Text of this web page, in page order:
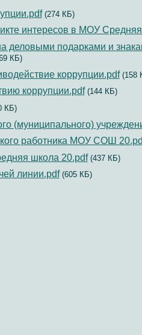
(274 КБ)
интересов в МОУ
подарками и
КБ)
коррупции.pdf (158
коррупции.pdf (144 КБ)
КБ)
(муниципального)
работника МОУ СОШ
школа 20.pdf (437 КБ)
линии.pdf (605 КБ)